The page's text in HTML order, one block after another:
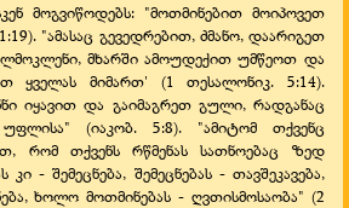
მოგვიწოდებს: "მოთმინებით მოიპოვეთ
"ამასაც გევედრებით, ძმანო, დაარიგეთ
მხარში ამოუდექით უმწეოთ და
ყველას მიმართ' (1 თესალონიკ. 5:14).
იყავით და გაიმაგრეთ გული, რადგანაც
(იაკობ. 5:8). "ამიტომ თქვენც
რომ თქვენს რწმენას სათნოებაც ზედ
კი - შემეცნება, შემეცნებას - თავშეკავება,
ხოლო მოთმინებას - ღვთისმოსაობა" (2